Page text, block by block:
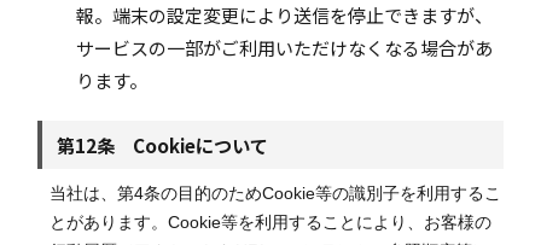
報。端末の設定変更により送信を停止できますが、
サービスの一部がご利用いただけなくなる場合があ
ります。
第12条 Cookieについて
当社は、第4条の目的のためCookie等の識別子を利用するこ
とがあります。Cookie等を利用することにより、お客様の